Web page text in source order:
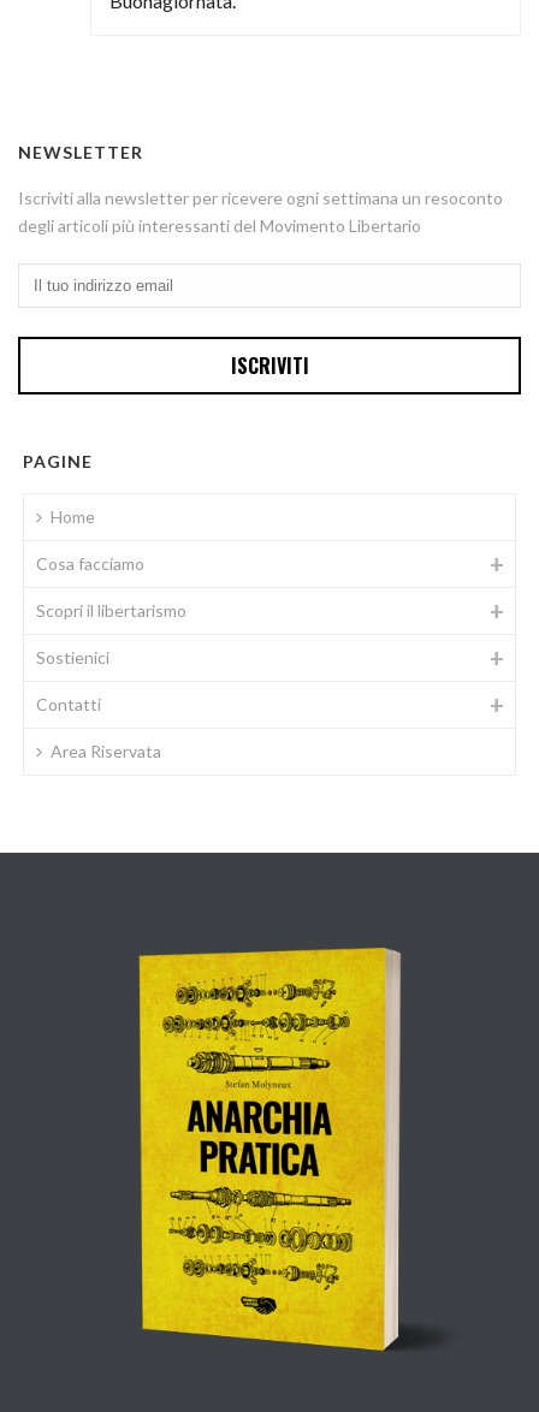
NEWSLETTER
Iscriviti alla newsletter per ricevere ogni settimana un resoconto
degli articoli più interessanti del Movimento Libertario
PAGINE
Home
Cosa facciamo
Scopri il libertarismo
Sostienici
Contatti
Area Riservata